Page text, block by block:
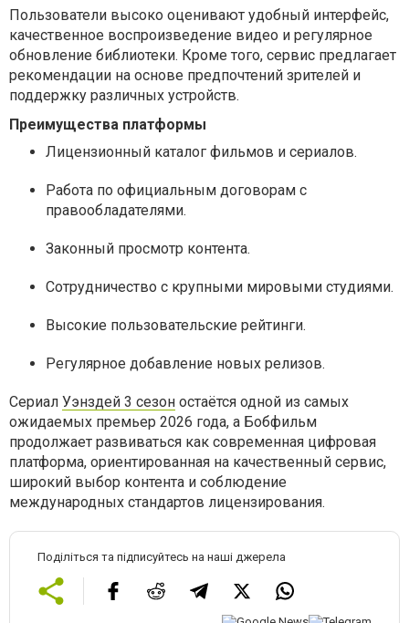
Пользователи высоко оценивают удобный интерфейс,
качественное воспроизведение видео и регулярное
обновление библиотеки. Кроме того, сервис предлагает
рекомендации на основе предпочтений зрителей и
поддержку различных устройств.
Преимущества платформы
Лицензионный каталог фильмов и сериалов.
Работа по официальным договорам с
правообладателями.
Законный просмотр контента.
Сотрудничество с крупными мировыми студиями.
Высокие пользовательские рейтинги.
Регулярное добавление новых релизов.
Сериал Уэнздей 3 сезон остаётся одной из самых
ожидаемых премьер 2026 года, а Бобфильм
продолжает развиваться как современная цифровая
платформа, ориентированная на качественный сервис,
широкий выбор контента и соблюдение
международных стандартов лицензирования.
Поділіться та підписуйтесь на наші джерела